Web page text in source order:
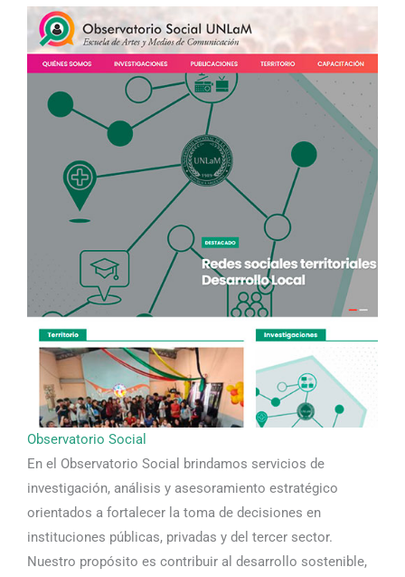
Observatorio Social
En el Observatorio Social brindamos servicios de
investigación, análisis y asesoramiento estratégico
orientados a fortalecer la toma de decisiones en
instituciones públicas, privadas y del tercer sector.
Nuestro propósito es contribuir al desarrollo sostenible,